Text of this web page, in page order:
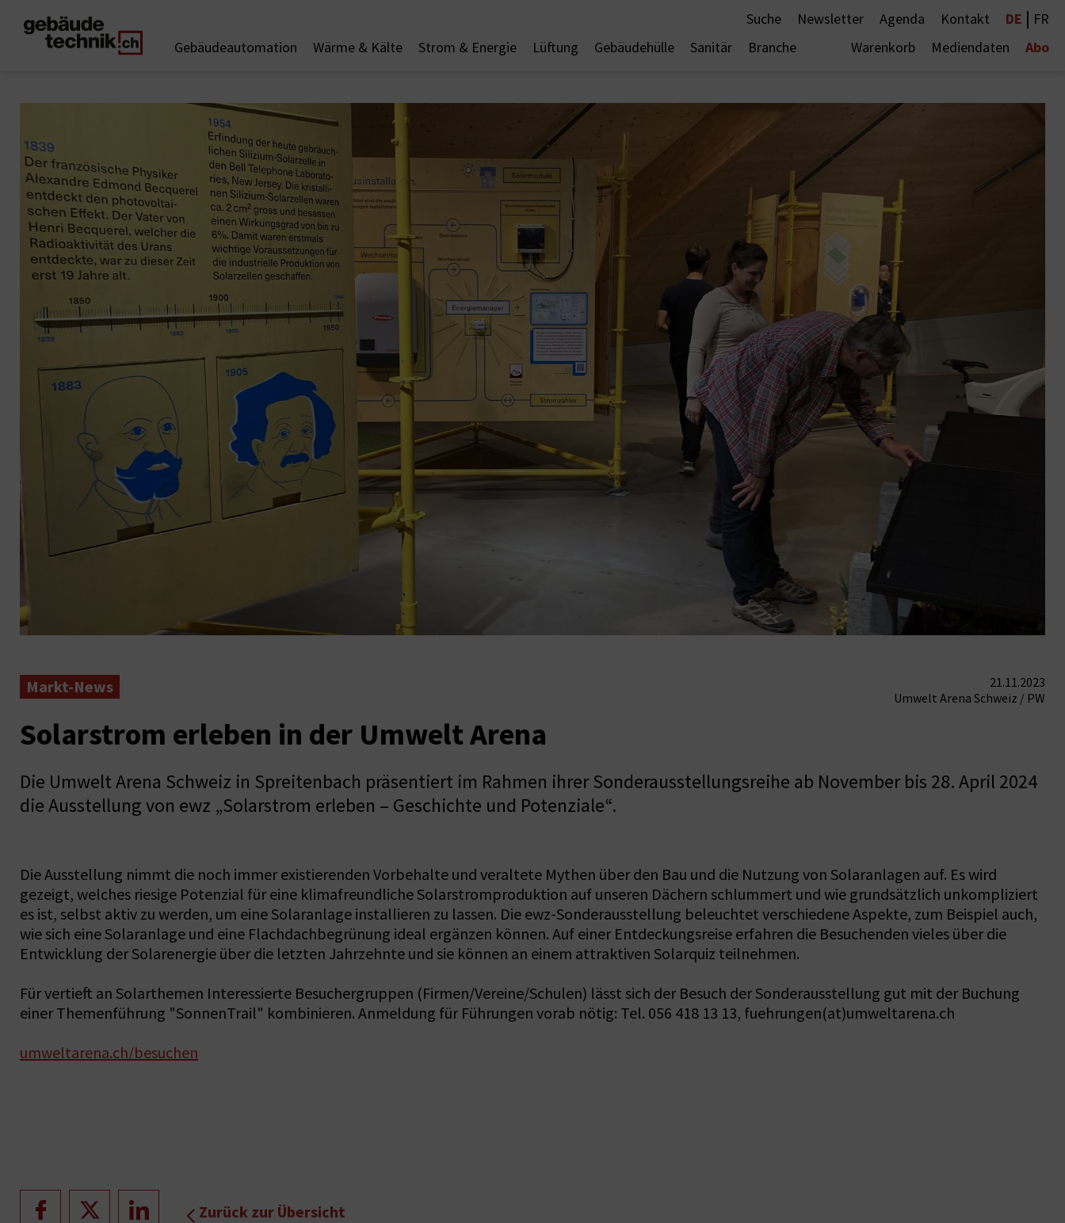
Suche Newsletter Agenda Kontakt DE | FR
Gebäudeautomation
Wärme & Kälte Strom & Energie Lüftung Gebäudehülle Sanitär Branche Warenkorb Mediendaten Abo
Markt-News
21.11.2023
Umwelt Arena Schweiz / PW
Solarstrom erleben in der Umwelt Arena
Die Umwelt Arena Schweiz in Spreitenbach präsentiert im Rahmen ihrer Sonderausstellungsreihe ab November bis 28. April 2024
die Ausstellung von ewz „Solarstrom erleben – Geschichte und Potenziale“.
Die Ausstellung nimmt die noch immer existierenden Vorbehalte und veraltete Mythen über den Bau und die Nutzung von Solaranlagen auf. Es wird
gezeigt, welches riesige Potenzial für eine klimafreundliche Solarstromproduktion auf unseren Dächern schlummert und wie grundsätzlich unkompliziert
es ist, selbst aktiv zu werden, um eine Solaranlage installieren zu lassen. Die ewz-Sonderausstellung beleuchtet verschiedene Aspekte, zum Beispiel auch,
wie sich eine Solaranlage und eine Flachdachbegrünung ideal ergänzen können. Auf einer Entdeckungsreise erfahren die Besuchenden vieles über die
Entwicklung der Solarenergie über die letzten Jahrzehnte und sie können an einem attraktiven Solarquiz teilnehmen.
Für vertieft an Solarthemen Interessierte Besuchergruppen (Firmen/Vereine/Schulen) lässt sich der Besuch der Sonderausstellung gut mit der Buchung
einer Themenführung "SonnenTrail" kombinieren. Anmeldung für Führungen vorab nötig: Tel. 056 418 13 13, fuehrungen(at)umweltarena.ch
umweltarena.ch/besuchen
Zurück zur Übersicht